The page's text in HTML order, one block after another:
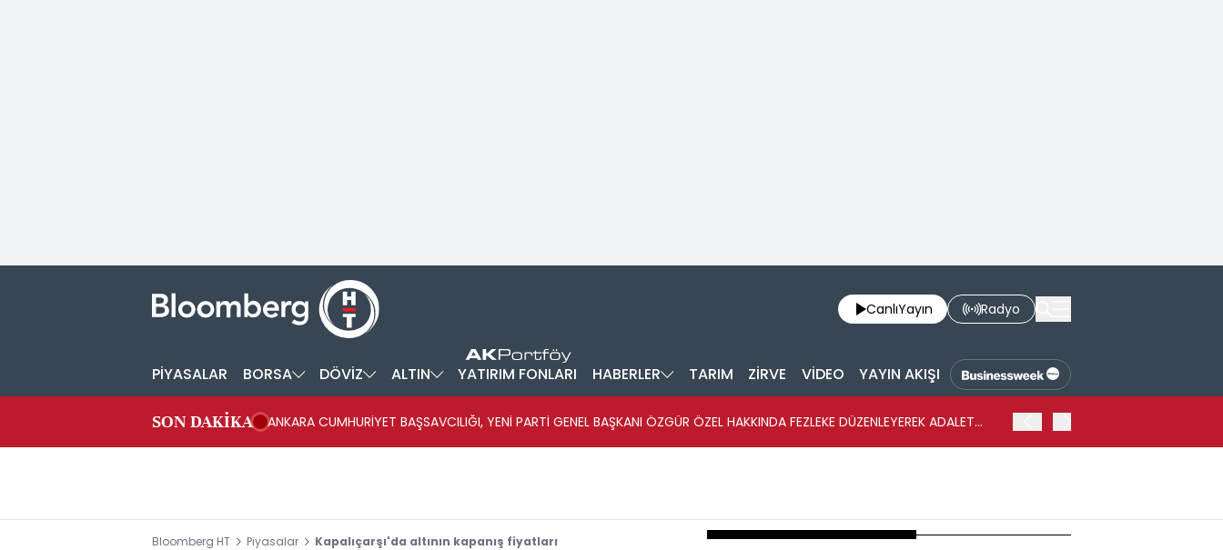
CanlıYayın Radyo
PİYASALAR BORSA DÖVİZ ALTIN YATIRIM FONLARI HABERLER TARIM ZİRVE VİDEO YAYIN AKIŞI
SON DAKİKA
ANKARA CUMHURİYET BAŞSAVCILIĞI, YENİ PARTİ GENEL BAŞKANI ÖZGÜR ÖZEL HAKKINDA FEZLEKE DÜZENLEYEREK ADALET
Bloomberg HT Piyasalar Kapalıçarşı'da altının kapanış fiyatları